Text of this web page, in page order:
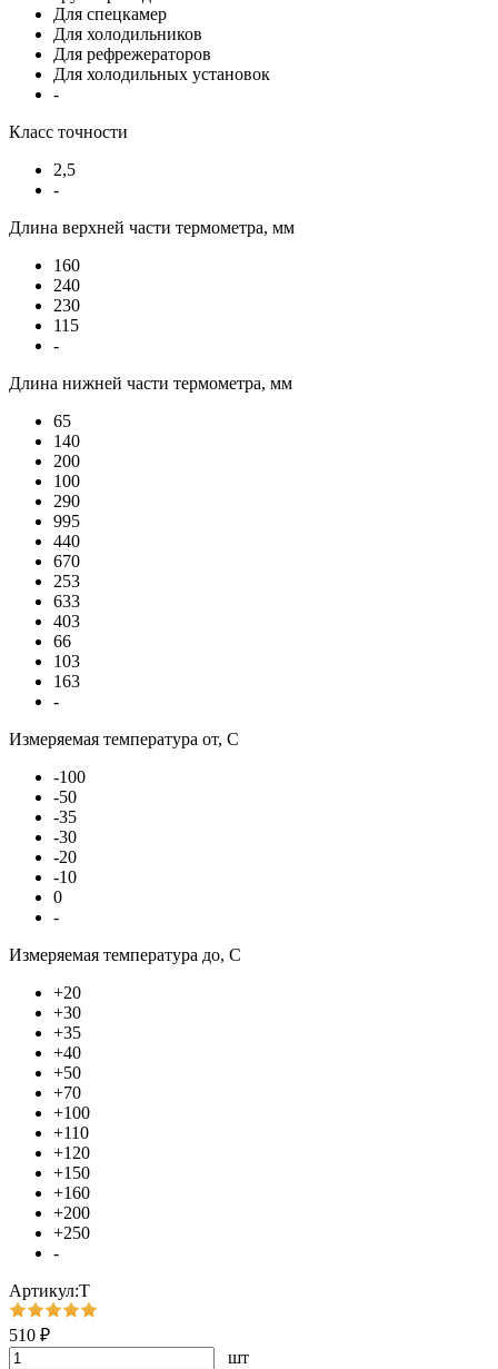
Для спецкамер
Для холодильников
Для рефрежераторов
Для холодильных установок
-
Класс точности
2,5
-
Длина верхней части термометра, мм
160
240
230
115
-
Длина нижней части термометра, мм
65
140
200
100
290
995
440
670
253
633
403
66
103
163
-
Измеряемая температура от, С
-100
-50
-35
-30
-20
-10
0
-
Измеряемая температура до, С
+20
+30
+35
+40
+50
+70
+100
+110
+120
+150
+160
+200
+250
-
Артикул:Т
510 ₽
шт